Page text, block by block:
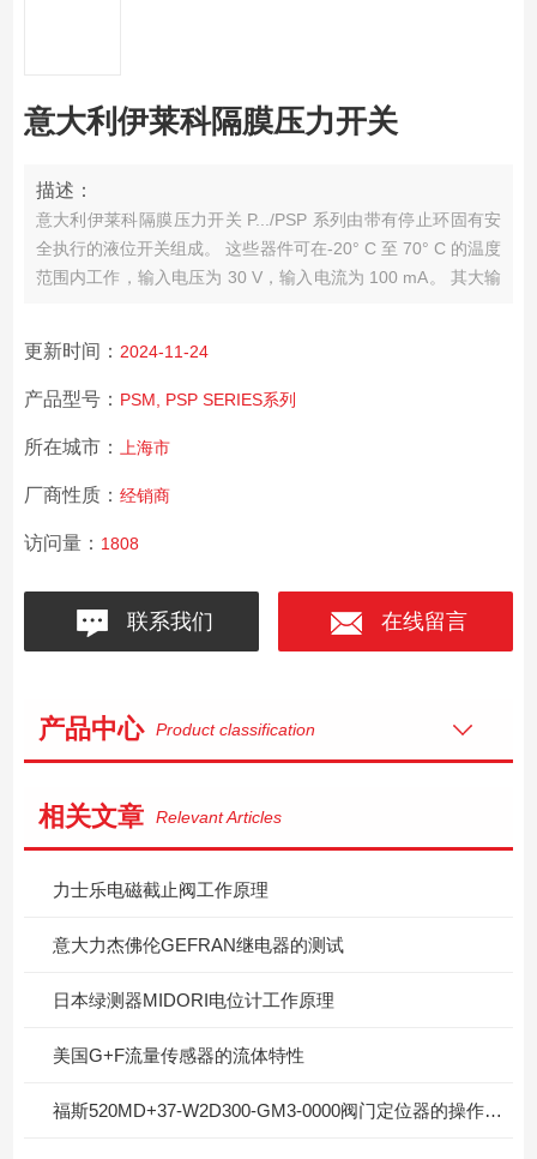
意大利伊莱科隔膜压力开关
描述：
意大利伊莱科隔膜压力开关 P.../PSP 系列由带有停止环固有安
全执行的液位开关组成。 这些器件可在-20° C 至 70° C 的温度
范围内工作，输入电压为 30 V，输入电流为 100 mA。 其大输
更新时间： 2024-11-24
产品型号： PSM, PSP SERIES系列
所在城市： 上海市
厂商性质： 经销商
访问量： 1808
联系我们 在线留言
产品中心 Product classification
相关文章 Relevant Articles
力士乐电磁截止阀工作原理
意大力杰佛伦GEFRAN继电器的测试
日本绿测器MIDORI电位计工作原理
美国G+F流量传感器的流体特性
福斯520MD+37-W2D300-GM3-0000阀门定位器的操作使用